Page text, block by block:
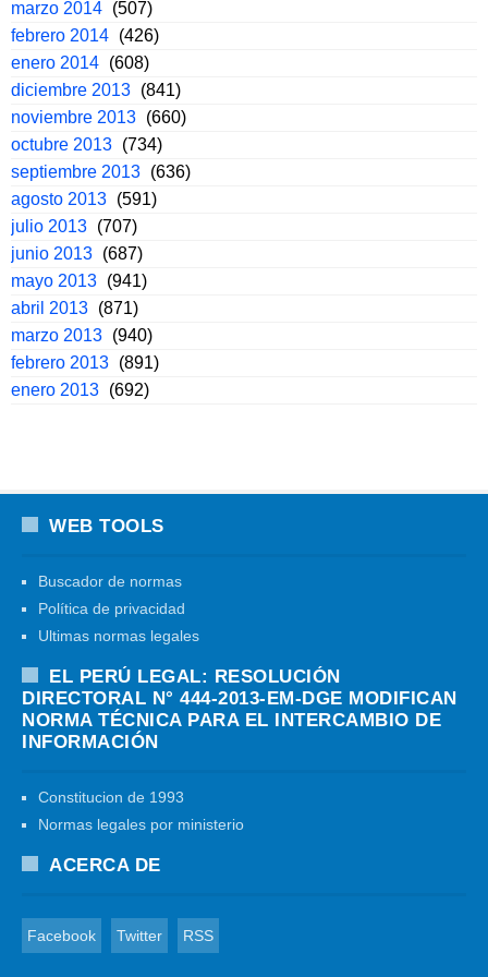
marzo 2014 (507)
febrero 2014 (426)
enero 2014 (608)
diciembre 2013 (841)
noviembre 2013 (660)
octubre 2013 (734)
septiembre 2013 (636)
agosto 2013 (591)
julio 2013 (707)
junio 2013 (687)
mayo 2013 (941)
abril 2013 (871)
marzo 2013 (940)
febrero 2013 (891)
enero 2013 (692)
WEB TOOLS
Buscador de normas
Política de privacidad
Ultimas normas legales
EL PERÚ LEGAL: RESOLUCIÓN
DIRECTORAL N° 444-2013-EM-DGE MODIFICAN
NORMA TÉCNICA PARA EL INTERCAMBIO DE
INFORMACIÓN
Constitucion de 1993
Normas legales por ministerio
ACERCA DE
Facebook Twitter RSS